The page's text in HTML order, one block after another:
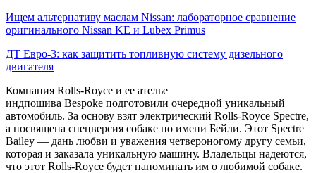
Ищем альтернативу маслам Nissan: лабораторное сравнение
оригинального Nissan KE и Lubex Primus
ДТ Евро-3: как защитить топливную систему дизельного
двигателя
Компания Rolls-Royce и ее ателье
индпошива Bespoke подготовили очередной уникальный
автомобиль. За основу взят электрический Rolls-Royce Spectre,
а посвящена спецверсия собаке по имени Бейли. Этот Spectre
Bailey — дань любви и уважения четвероногому другу семьи,
которая и заказала уникальную машину. Владельцы надеются,
что этот Rolls-Royce будет напоминать им о любимой собаке.